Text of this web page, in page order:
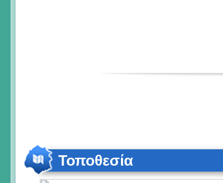
Τοποθεσία